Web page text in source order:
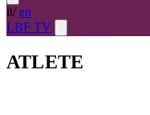
it/ en
LBF TV
ATLETE